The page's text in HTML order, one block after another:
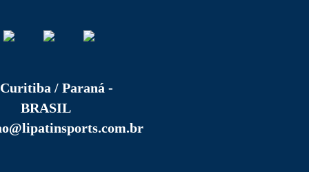
Curitiba / Paraná -
BRASIL